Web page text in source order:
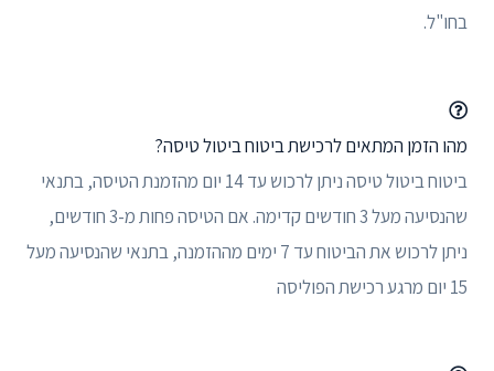
בחו"ל.
מהו הזמן המתאים לרכישת ביטוח ביטול טיסה?
ביטוח ביטול טיסה ניתן לרכוש עד 14 יום מהזמנת הטיסה, בתנאי
שהנסיעה מעל 3 חודשים קדימה. אם הטיסה פחות מ-3 חודשים,
ניתן לרכוש את הביטוח עד 7 ימים מההזמנה, בתנאי שהנסיעה מעל
15 יום מרגע רכישת הפוליסה